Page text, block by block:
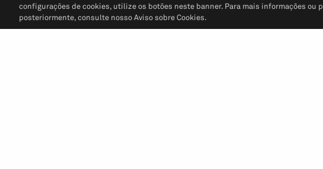
configurações de cookies, utilize os botões neste banner. Para mais informações ou
posteriormente, consulte nosso Aviso sobre Cookies.